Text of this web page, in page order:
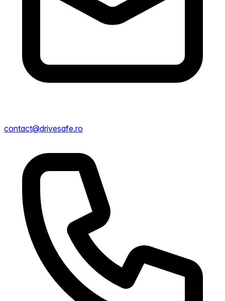
contact@drivesafe.ro